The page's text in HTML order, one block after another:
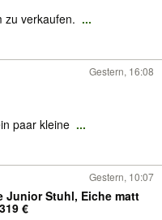
zu verkaufen. ...
Gestern, 16:08
paar kleine ...
Gestern, 10:07
Junior Stuhl, Eiche matt
€